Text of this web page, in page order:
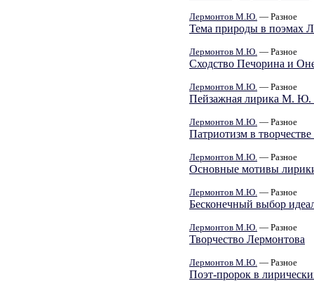
Лермонтов М.Ю. — Разное
Тема природы в поэмах
Лермонтов М.Ю. — Разное
Сходство Печорина и
Лермонтов М.Ю. — Разное
Пейзажная лирика М. Ю.
Лермонтов М.Ю. — Разное
Патриотизм в
Лермонтов М.Ю. — Разное
Основные мотивы
Лермонтов М.Ю. — Разное
Бесконечный выбор
Лермонтов М.Ю. — Разное
Творчество Лермонтова
Лермонтов М.Ю. — Разное
Поэт-пророк в